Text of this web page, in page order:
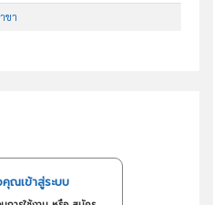
ขา
ณเข้าสู่ระบบ